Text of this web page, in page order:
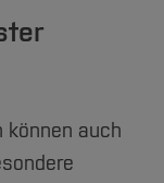
können auch